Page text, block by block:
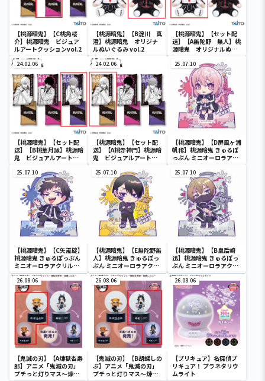
【桃源暗鬼】【C桃角桜
介】桃源暗鬼 ビジュア
ルアートクッションvol.2
【桃源暗鬼】【B淀川 真
澄】桃源暗鬼 オリジナ
ルぬいぐるみ vol.2
【桃源暗鬼】【セット配
送】【A無陀野 無人】桃
源暗鬼 オリジナルぬい
24.02.06
【桃源暗鬼】【セット配
送】【B桃華月詠】桃源暗
鬼 ビジュアルアートク
24.02.06
【桃源暗鬼】【セット配
送】【A桃寺神門】桃源暗
鬼 ビジュアルアートク
25.07.10
【桃源暗鬼】【D屏風ヶ浦
帆稀】桃源暗鬼 きゅるぽ
っぷん ミニオーロラアク
25.07.10
【桃源暗鬼】【C矢颪碇】
桃源暗鬼 きゅるぽっぷん
ミニオーロラアクリルジ
オラマ
25.07.10
【桃源暗鬼】【E無陀野無
人】桃源暗鬼 きゅるぽっ
ぷん ミニオーロラアクリ
ルジオラマ
25.07.10
【桃源暗鬼】【B皇后崎
迅】桃源暗鬼 きゅるぽっ
ぷん ミニオーロラアクリ
ルジオラマ
26.08.06
【鬼滅の刃】【A煉獄杏寿
郎】アニメ「鬼滅の刃」
プチっと灯りマス～煉獄
26.08.06
【鬼滅の刃】【B胡蝶しの
ぶ】アニメ「鬼滅の刃」
プチっと灯りマス～煉獄
26.08.06
【プリキュア】名探偵プ
リキュア！ プラネタリウ
ムライト